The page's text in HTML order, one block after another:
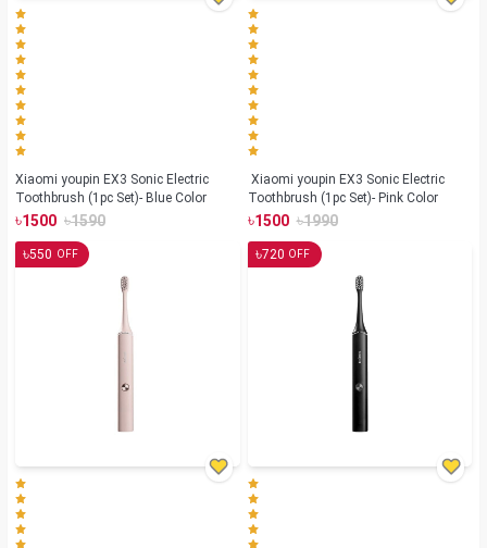
Xiaomi youpin EX3 Sonic Electric
Toothbrush (1pc Set)- Blue Color
৳1500 ৳1590
Toothbrush (1pc Set)- Pink Color
৳1500 ৳1990
৳550 OFF ৳720 OFF